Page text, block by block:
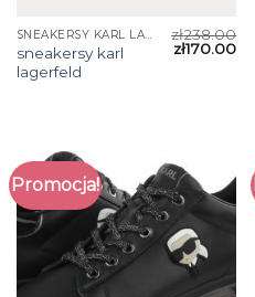
SNEAKERSY KARL LAGERFELD
sneakersy karl
lagerfeld
zł238.00
zł170.00
Promocja!